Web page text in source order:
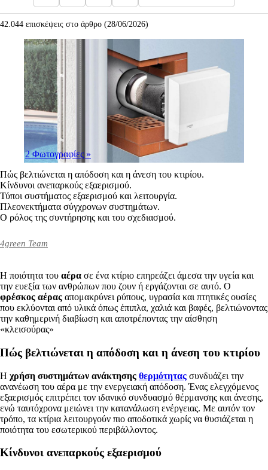
42.044 επισκέψεις στο άρθρο (28/06/2026)
2 Φωτογραφίες »
Πώς βελτιώνεται η απόδοση και η άνεση του κτιρίου.
Κίνδυνοι ανεπαρκούς εξαερισμού.
Τύποι συστήματος εξαερισμού και λειτουργία.
Πλεονεκτήματα σύγχρονων συστημάτων.
Ο ρόλος της συντήρησης και του σχεδιασμού.
4green Team
Η ποιότητα του αέρα σε ένα κτίριο επηρεάζει άμεσα την υγεία και
την ευεξία των ανθρώπων που ζουν ή εργάζονται σε αυτό. Ο
φρέσκος αέρας απομακρύνει ρύπους, υγρασία και πτητικές ουσίες
που εκλύονται από υλικά όπως έπιπλα, χαλιά και βαφές, βελτιώνοντας
την καθημερινή διαβίωση και αποτρέποντας την αίσθηση
«κλεισούρας»
Πώς βελτιώνεται η απόδοση και η άνεση του κτιρίου
Η χρήση συστημάτων ανάκτησης θερμότητας συνδυάζει την
ανανέωση του αέρα με την ενεργειακή απόδοση. Ένας ελεγχόμενος
εξαερισμός επιτρέπει τον ιδανικό συνδυασμό θέρμανσης και άνεσης,
ενώ ταυτόχρονα μειώνει την κατανάλωση ενέργειας. Με αυτόν τον
τρόπο, τα κτίρια λειτουργούν πιο αποδοτικά χωρίς να θυσιάζεται η
ποιότητα του εσωτερικού περιβάλλοντος.
Κίνδυνοι ανεπαρκούς εξαερισμού